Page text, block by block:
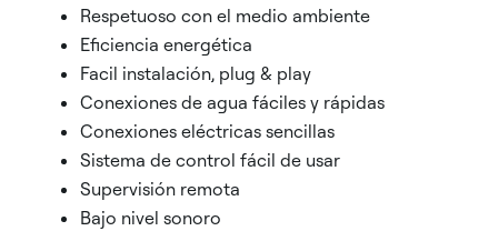
Respetuoso con el medio ambiente
Eficiencia energética
Facil instalación, plug & play
Conexiones de agua fáciles y rápidas
Conexiones eléctricas sencillas
Sistema de control fácil de usar
Supervisión remota
Bajo nivel sonoro